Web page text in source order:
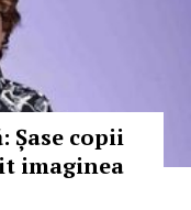
Șase copii
imaginea